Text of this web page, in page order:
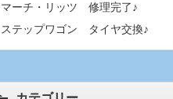
マーチ・リッツ 修理完了♪
ステップワゴン タイヤ交換♪